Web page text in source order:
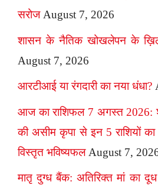
सरोज August 7, 2026
शासन के नैतिक खोखलेपन के
August 7, 2026
आरटीआई या रंगदारी का नया धंधा?
आज का राशिफल 7 अगस्त 2026:
की असीम कृपा से इन 5 राशियों का
विस्तृत भविष्यफल August 7,
मातृ दुग्ध बैंक: अतिरिक्त मां का